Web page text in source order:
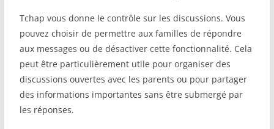
Tchap vous donne le contrôle sur les discussions. Vous
pouvez choisir de permettre aux familles de répondre
aux messages ou de désactiver cette fonctionnalité. Cela
peut être particulièrement utile pour organiser des
discussions ouvertes avec les parents ou pour partager
des informations importantes sans être submergé par
les réponses.